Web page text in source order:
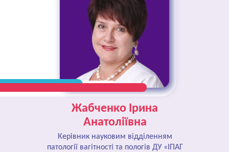
Керівник науковим відділенням
патології вагітності та пологів ДУ «ІПАГ
Жабченко Ірина
Анатоліївна